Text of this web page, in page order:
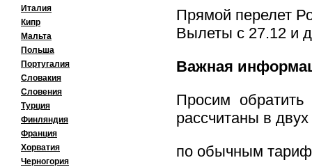
Прямой перелет
Вылеты с 27.12 и
Важная
Просим
рассчитаны в
по обычным
Италия
Кипр
Мальта
Польша
Португалия
Словакия
Словения
Турция
Финляндия
Франция
Хорватия
Черногория